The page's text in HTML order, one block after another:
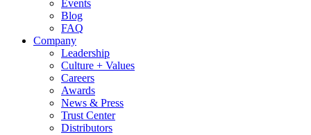
Events
Blog
FAQ
Company
Leadership
Culture + Values
Careers
Awards
News & Press
Trust Center
Distributors